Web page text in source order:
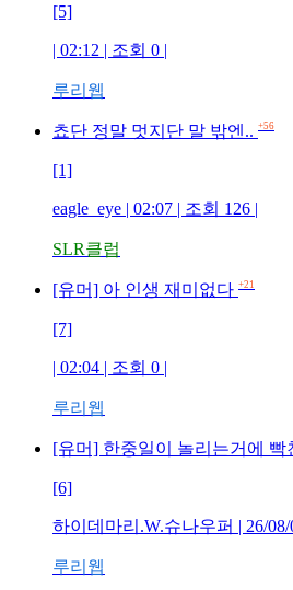
[5]
| 02:12 | 조회 0 |
루리웹
쵸단 정말 멋지단 말 밖엔.. +56
[1]
eagle_eye | 02:07 | 조회 126 |
SLR클럽
[유머] 아 인생 재미없다 +21
[7]
| 02:04 | 조회 0 |
루리웹
[유머] 한중일이 놀리는거에 빡
[6]
하이데마리.W.슈나우퍼 | 26/08/
루리웹